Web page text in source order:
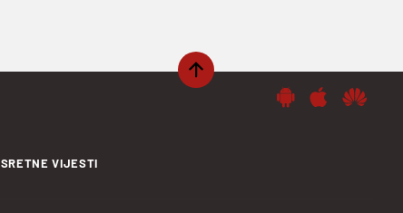
SRETNE VIJESTI